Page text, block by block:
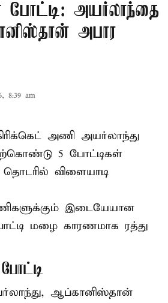
போட்டி: அயர்லாந்தை
அபார
8:39 am
அணி அயர்லாந்து
5 போட்டிகள்
விளையாடி
இடையேயான
மழை காரணமாக ரத்து
ஆப்கானிஸ்தான்